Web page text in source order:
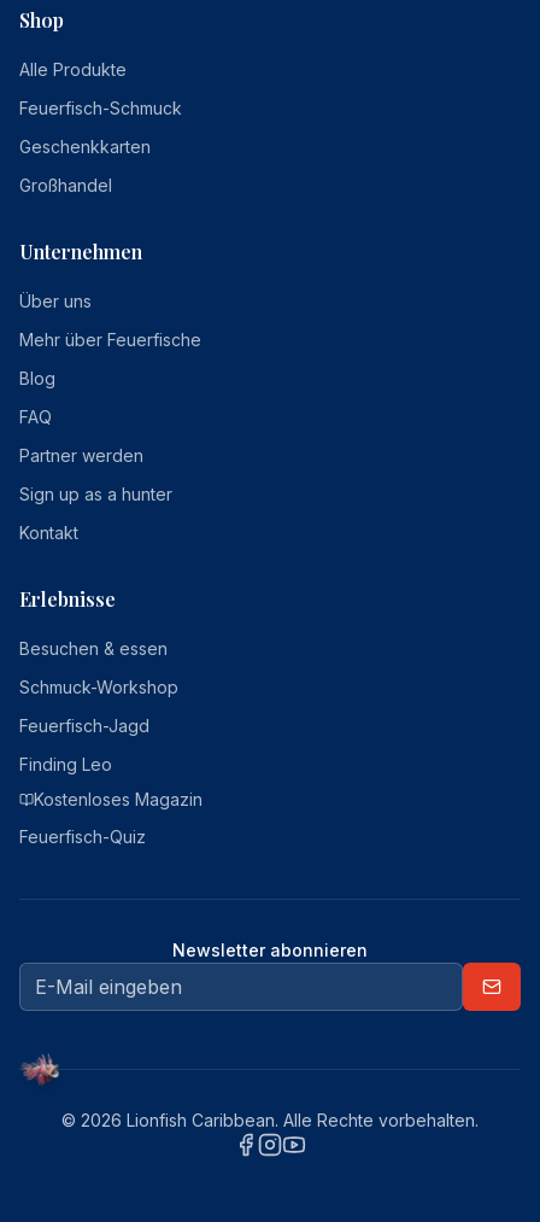
Shop
Alle Produkte
Feuerfisch-Schmuck
Geschenkkarten
Großhandel
Unternehmen
Über uns
Mehr über Feuerfische
Blog
FAQ
Partner werden
Sign up as a hunter
Kontakt
Erlebnisse
Besuchen & essen
Schmuck-Workshop
Feuerfisch-Jagd
Finding Leo
Kostenloses Magazin
Feuerfisch-Quiz
Newsletter abonnieren
© 2026 Lionfish Caribbean. Alle Rechte vorbehalten.